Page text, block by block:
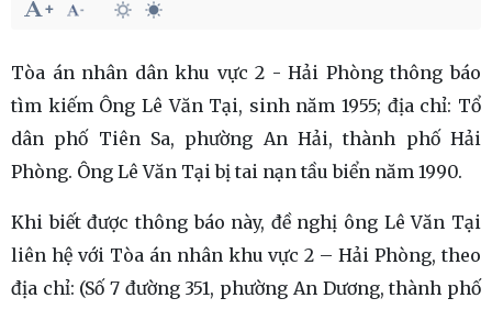
Tòa án nhân dân khu vực 2 - Hải Phòng thông báo
tìm kiếm Ông Lê Văn Tại, sinh năm 1955; địa chỉ: Tổ
dân phố Tiên Sa, phường An Hải, thành phố Hải
Phòng. Ông Lê Văn Tại bị tai nạn tầu biển năm 1990.
Khi biết được thông báo này, đề nghị ông Lê Văn Tại
liên hệ với Tòa án nhân khu vực 2 – Hải Phòng, theo
địa chỉ: (Số 7 đường 351, phường An Dương, thành phố